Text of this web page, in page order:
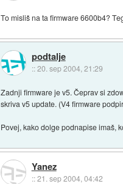
To misliš na ta firmware 6600b4?
podtalje
::20. sep 2004, 21:29
Zadnji firmware je v5. Čeprav si
skriva v5 update. (V4 firmware
Povej, kako dolge podnapise imaš,
Yanez
::21. sep 2004, 04:42